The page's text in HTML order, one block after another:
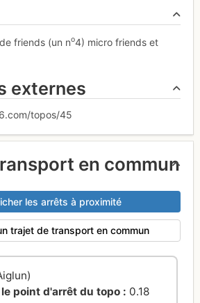
friends (un no4) micro friends et
externes
topos/45
en commun
les arrêts à proximité
trajet de transport en commun
point d'arrêt du topo : 0.18